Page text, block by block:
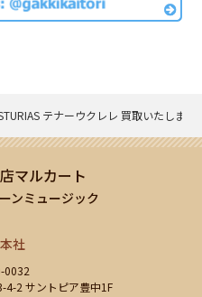
テナーウクレレ 買取いたしまし
マルカート
ンミュージック
社
0032
4-2 サントピア豊中1F